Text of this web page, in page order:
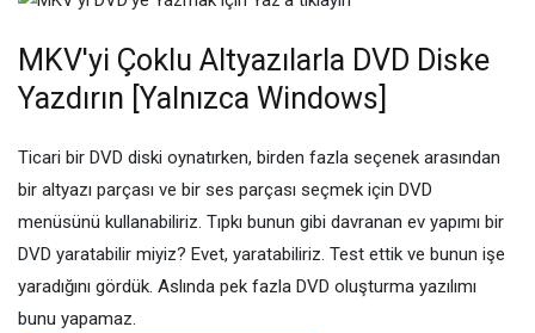
MKV'yi Çoklu Altyazılarla DVD Diske
Yazdırın [Yalnızca Windows]
Ticari bir DVD diski oynatırken, birden fazla seçenek arasından
bir altyazı parçası ve bir ses parçası seçmek için DVD
menüsünü kullanabiliriz. Tıpkı bunun gibi davranan ev yapımı bir
DVD yaratabilir miyiz? Evet, yaratabiliriz. Test ettik ve bunun işe
yaradığını gördük. Aslında pek fazla DVD oluşturma yazılımı
bunu yapamaz.